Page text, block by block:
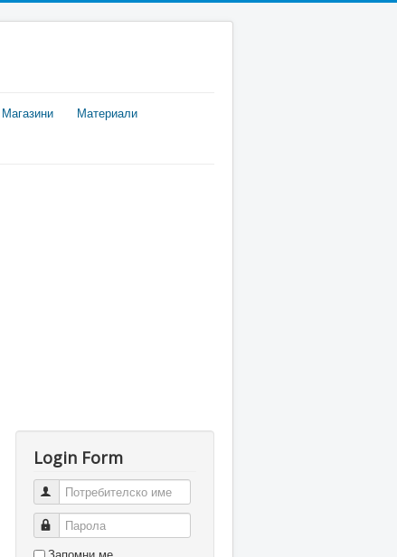
Магазини
Материали
Login Form
Потребителско име
Парола